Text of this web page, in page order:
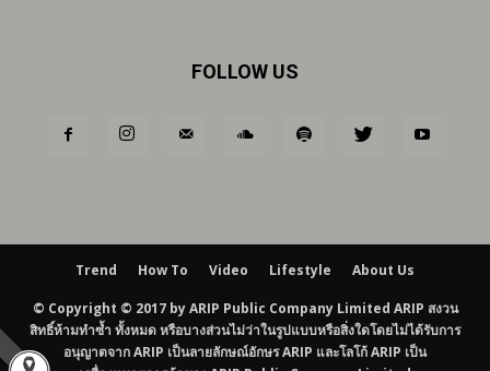
FOLLOW US
Trend How To Video Lifestyle About Us
© Copyright © 2017 by ARIP Public Company Limited ARIP สงวน
สิทธิ์ห้ามทำซ้ำ ทั้งหมด หรือบางส่วนไม่ว่าในรูปแบบหรือสิ่งใดโดยไม่ได้รับการ
อนุญาตจาก ARIP เป็นลายลักษณ์อักษร ARIP และโลโก้ ARIP เป็น